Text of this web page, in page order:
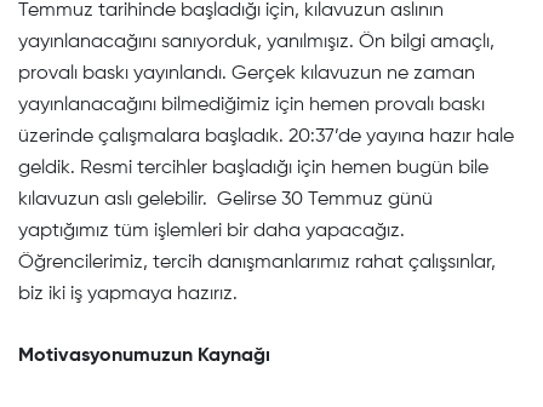
Temmuz tarihinde başladığı için, kılavuzun aslının
yayınlanacağını sanıyorduk, yanılmışız. Ön bilgi amaçlı,
provalı baskı yayınlandı. Gerçek kılavuzun ne zaman
yayınlanacağını bilmediğimiz için hemen provalı baskı
üzerinde çalışmalara başladık. 20:37’de yayına hazır hale
geldik. Resmi tercihler başladığı için hemen bugün bile
kılavuzun aslı gelebilir. Gelirse 30 Temmuz günü
yaptığımız tüm işlemleri bir daha yapacağız.
Öğrencilerimiz, tercih danışmanlarımız rahat çalışsınlar,
biz iki iş yapmaya hazırız.
Motivasyonumuzun Kaynağı